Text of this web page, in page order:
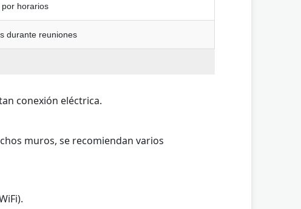
horarios
durante reuniones
conexión eléctrica.
muros, se recomiendan varios